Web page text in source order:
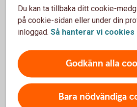
För att se detta innehåll
och statistik.
Inställningar för cookies
Du kan ta tillbaka ditt cookie-
på cookie-sidan eller under din
inloggad. Så hanterar vi cookies
Godkänn alla
Bara nödvändiga